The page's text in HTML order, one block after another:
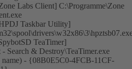
Labs Client] C:\Programme\Zone
Taskbar Utility]
TeaTimer]
Search & Destroy\TeaTimer.exe
- {08B0E5C0-4FCB-11CF-